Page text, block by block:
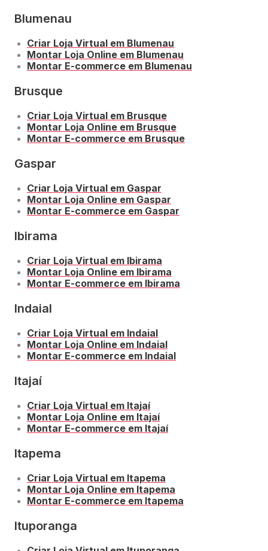
Blumenau
Criar Loja Virtual em Blumenau
Montar Loja Online em Blumenau
Montar E-commerce em Blumenau
Brusque
Criar Loja Virtual em Brusque
Montar Loja Online em Brusque
Montar E-commerce em Brusque
Gaspar
Criar Loja Virtual em Gaspar
Montar Loja Online em Gaspar
Montar E-commerce em Gaspar
Ibirama
Criar Loja Virtual em Ibirama
Montar Loja Online em Ibirama
Montar E-commerce em Ibirama
Indaial
Criar Loja Virtual em Indaial
Montar Loja Online em Indaial
Montar E-commerce em Indaial
Itajaí
Criar Loja Virtual em Itajaí
Montar Loja Online em Itajaí
Montar E-commerce em Itajaí
Itapema
Criar Loja Virtual em Itapema
Montar Loja Online em Itapema
Montar E-commerce em Itapema
Ituporanga